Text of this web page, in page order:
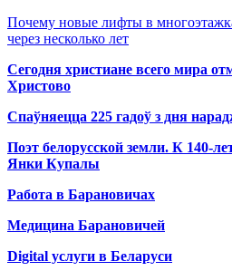
Почему новые лифты в
через несколько лет
Сегодня христиане всего мира
Христово
Спаўняецца 225 гадоў з дня
Поэт белорусской земли. К 140-
Янки Купалы
Работа в Барановичах
Медицина Барановичей
Digital услуги в Беларуси